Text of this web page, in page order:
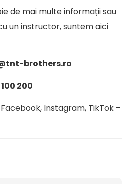
de mai multe informații sau
un instructor, suntem aici
brothers.ro
100 200
Instagram, TikTok –